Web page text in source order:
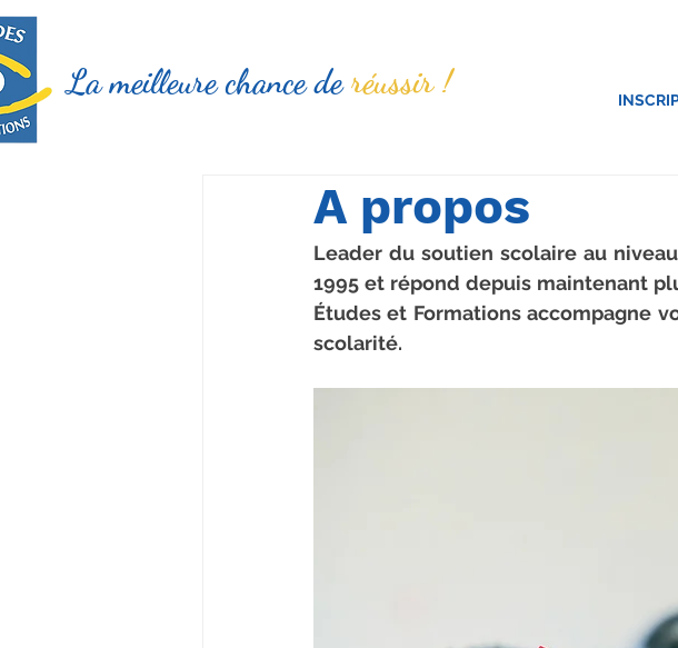
La meilleure chance deréussir !
A propos
Leader du soutien scolaire au
1995 et répond depuis maintenant
Études et Formations accompagne
scolarité.